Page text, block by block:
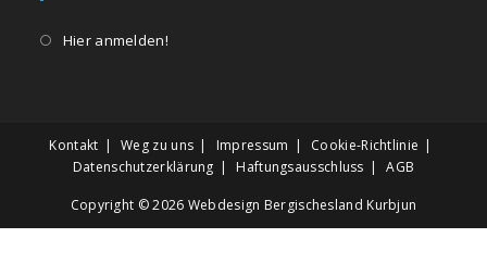
Hier anmelden!
Kontakt Weg zu uns Impressum
Cookie-Richtlinie
Datenschutzerklärung
Haftungsausschluss AGB
Copyright © 2026 Webdesign Bergischesland Kurbjun